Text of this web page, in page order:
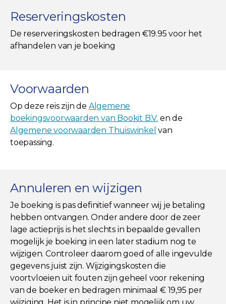
Reserveringskosten
De reserveringskosten bedragen €19.95 voor het
afhandelen van je boeking
Voorwaarden
Op deze reis zijn de Algemene
boekingsvoorwaarden van Bookit B.V. en de
Algemene voorwaarden Thuiswinkel van
toepassing.
Annuleren en wijzigen
Je boeking is pas definitief wanneer wij je betaling
hebben ontvangen. Onder andere door de zeer
lage actieprijs is het slechts in bepaalde gevallen
mogelijk je boeking in een later stadium nog te
wijzigen. Controleer daarom goed of alle ingevulde
gegevens juist zijn. Wijzigingskosten die
voortvloeien uit fouten zijn geheel voor rekening
van de boeker en bedragen minimaal € 19,95 per
wijziging. Het is in principe niet mogelijk om uw